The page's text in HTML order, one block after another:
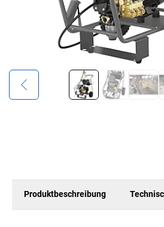
Produktbeschreibung